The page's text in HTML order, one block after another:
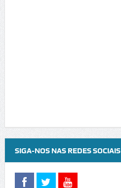
SIGA-NOS NAS REDES SOCIAIS